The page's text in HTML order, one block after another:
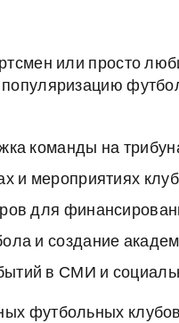
или просто
команды на
и мероприятиях
для
и создание
в СМИ и
футбольных